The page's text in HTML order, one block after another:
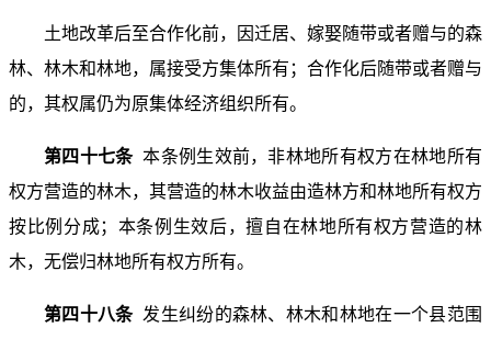
土地改革后至合作化前，因迁居、嫁娶随带或者赠与的森
林、林木和林地，属接受方集体所有；合作化后随带或者赠与
的，其权属仍为原集体经济组织所有。
第四十七条本条例生效前，非林地所有权方在林地所有
权方营造的林木，其营造的林木收益由造林方和林地所有权方
按比例分成；本条例生效后，擅自在林地所有权方营造的林
木，无偿归林地所有权方所有。
第四十八条 发生纠纷的森林、林木和林地在一个县范围